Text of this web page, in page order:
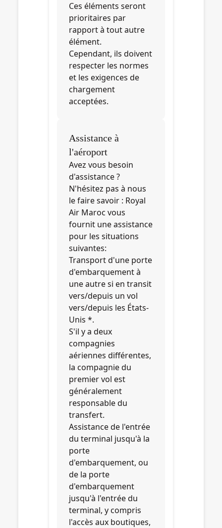
Ces éléments seront
prioritaires par
rapport à tout autre
élément.
Cependant, ils doivent
respecter les normes
et les exigences de
chargement
acceptées.
Assistance à
l'aéroport
Avez vous besoin
d'assistance ?
N'hésitez pas à nous
le faire savoir : Royal
Air Maroc vous
fournit une assistance
pour les situations
suivantes:
Transport d'une porte
d'embarquement à
une autre si en transit
vers/depuis un vol
vers/depuis les États-
Unis *.
S'il y a deux
compagnies
aériennes différentes,
la compagnie du
premier vol est
généralement
responsable du
transfert.
Assistance de l'entrée
du terminal jusqu'à la
porte
d'embarquement, ou
de la porte
d'embarquement
jusqu'à l'entrée du
terminal, y compris
l'accès aux boutiques,